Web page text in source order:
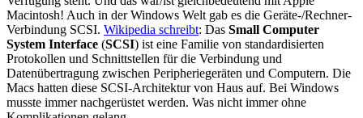
Macintosh! Auch in der Windows Welt gab es die Geräte-/Rechner-
Verbindung SCSI. Wikipedia schreibt: Das Small Computer
System Interface (SCSI) ist eine Familie von standardisierten
Protokollen und Schnittstellen für die Verbindung und
Datenübertragung zwischen Peripheriegeräten und Computern. Die
Macs hatten diese SCSI-Architektur von Haus auf. Bei Windows
musste immer nachgerüstet werden. Was nicht immer ohne